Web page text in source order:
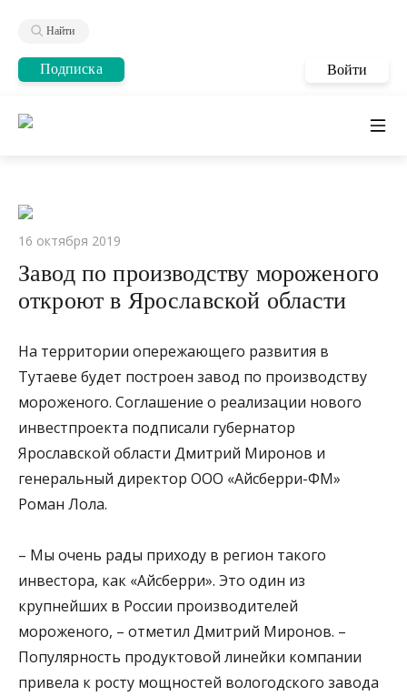
Найти
Подписка Войти
16 октября 2019
Завод по производству мороженого
откроют в Ярославской области
На территории опережающего развития в
Тутаеве будет построен завод по производству
мороженого. Соглашение о реализации нового
инвестпроекта подписали губернатор
Ярославской области Дмитрий Миронов и
генеральный директор ООО «Айсберри-ФМ»
Роман Лола.
– Мы очень рады приходу в регион такого
инвестора, как «Айсберри». Это один из
крупнейших в России производителей
мороженого, – отметил Дмитрий Миронов. –
Популярность продуктовой линейки компании
привела к росту мощностей вологодского завода